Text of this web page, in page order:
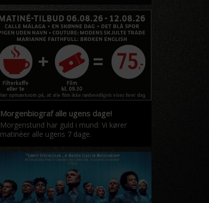
Morgenbiograf alle ugens dage!
Morgenstund har guld i mund: Vi kører
matinéer alle ugens 7 dage.